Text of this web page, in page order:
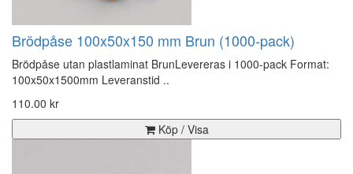
Brödpåse 100x50x150 mm Brun (1000-pack)
Brödpåse utan plastlaminat BrunLevereras i 1000-pack Format:
100x50x1500mm Leveranstid ..
110.00 kr
Köp / Visa